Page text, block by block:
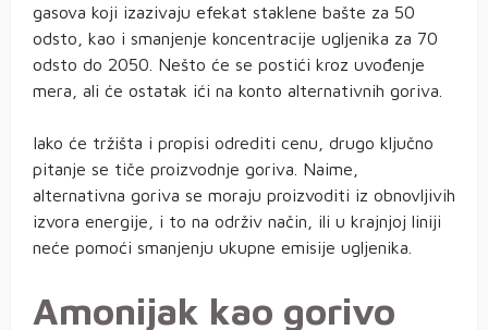
gasova koji izazivaju efekat staklene bašte za 50
odsto, kao i smanjenje koncentracije ugljenika za 70
odsto do 2050. Nešto će se postići kroz uvođenje
mera, ali će ostatak ići na konto alternativnih goriva.
Iako će tržišta i propisi odrediti cenu, drugo ključno
pitanje se tiče proizvodnje goriva. Naime,
alternativna goriva se moraju proizvoditi iz obnovljivih
izvora energije, i to na održiv način, ili u krajnjoj liniji
neće pomoći smanjenju ukupne emisije ugljenika.
Amonijak kao gorivo